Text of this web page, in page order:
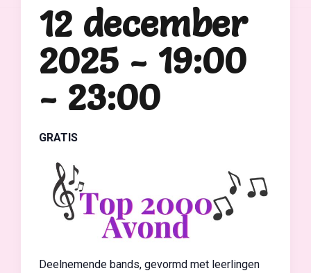
12 december
2025 - 19:00
- 23:00
GRATIS
Deelnemende bands, gevormd met leerlingen